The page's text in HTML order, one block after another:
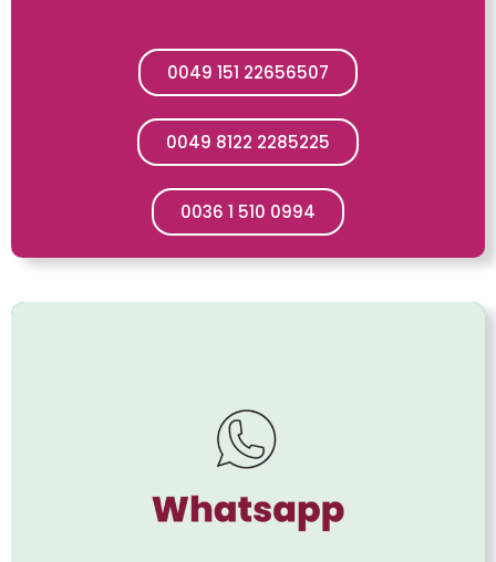
0049 151 22656507
0049 8122 2285225
0036 1 510 0994